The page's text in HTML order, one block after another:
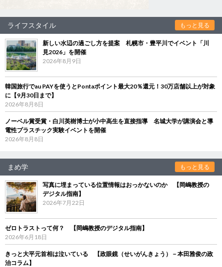
ライフスタイル もっと見る
新しい水辺の過ごし方を提案 札幌市・豊平川でイベント「川
見2026」を開催
2026年8月9日
韓国旅行でau PAYを使うとPontaポイント最大20％還元！30万店舗以上が対象
に【9月30日まで】
2026年8月8日
ノーベル賞受賞・白川英樹博士が小中高生を直接指導 名城大学が講演会と導
電性プラスチック実験イベントを開催
2026年8月8日
まめ学 もっと見る
写真に埋まっている位置情報はおっかないのか 【岡嶋教授の
デジタル指南】
2026年7月22日
ゼロトラストって何？ 【岡嶋教授のデジタル指南】
2026年6月18日
きっと大平元首相は泣いている 【政眼鏡（せいがんきょう）－本田雅俊の政
治コラム】